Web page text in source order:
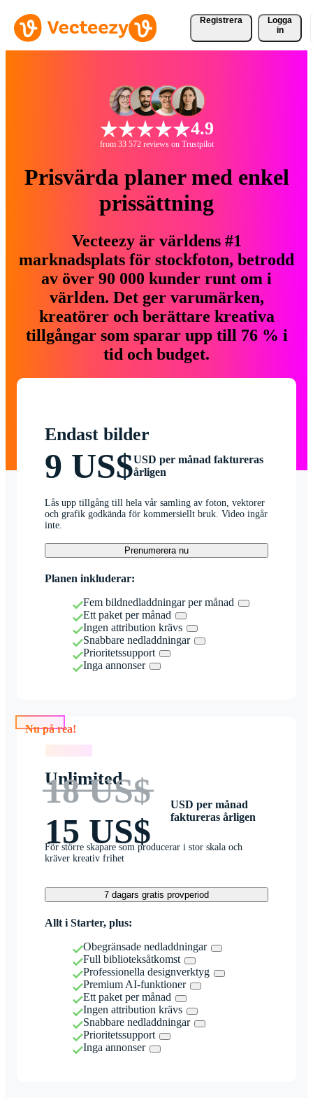
Registrera
Logga
in
4.9
from 33 572 reviews on Trustpilot
Prisvärda planer med enkel
prissättning
Vecteezy är världens #1
marknadsplats för stockfoton, betrodd
av över 90 000 kunder runt om i
världen. Det ger varumärken,
kreatörer och berättare kreativa
tillgångar som sparar upp till 76 % i
tid och budget.
Endast bilder
9 US$USD per månad faktureras
årligen
Lås upp tillgång till hela vår samling av foton, vektorer
och grafik godkända för kommersiellt bruk. Video ingår
inte.
Prenumerera nu
Planen inkluderar:
Fem bildnedladdningar per månad
Ett paket per månad
Ingen attribution krävs
Snabbare nedladdningar
Prioritetssupport
Inga annonser
Nu på rea!
Unlimited
18 US$
15 US$
USD per månad
faktureras årligen
För större skapare som producerar i stor skala och
kräver kreativ frihet
7 dagars gratis provperiod
Allt i Starter, plus:
Obegränsade nedladdningar
Full biblioteksåtkomst
Professionella designverktyg
Premium AI-funktioner
Ett paket per månad
Ingen attribution krävs
Snabbare nedladdningar
Prioritetssupport
Inga annonser